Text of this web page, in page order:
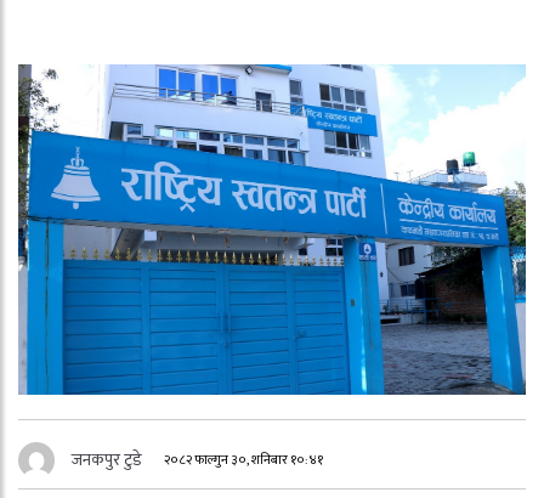
जनकपुर टुडे २०८२ फाल्गुन ३०, शनिबार १०:४१